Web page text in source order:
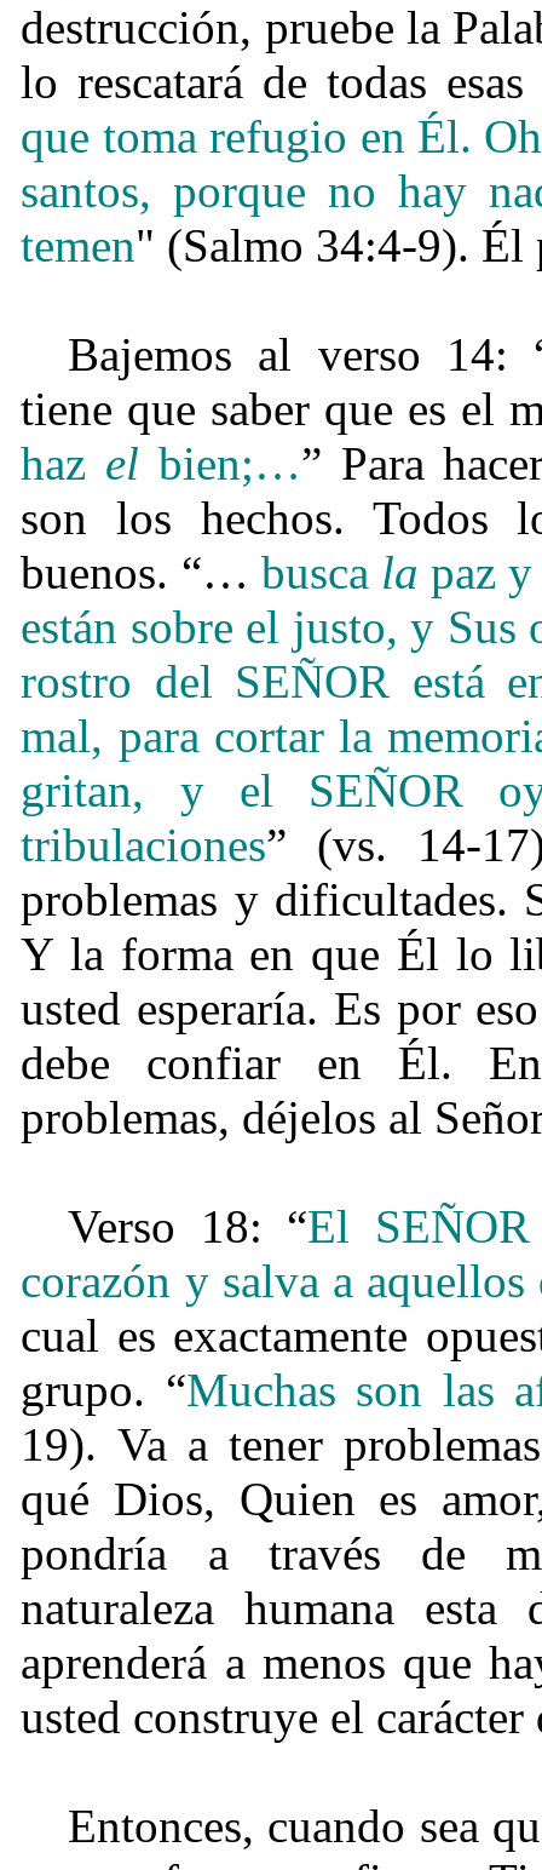
destrucción, pruebe la
lo rescatará de todas
que toma refugio en Él.
santos, porque no hay
temen" (Salmo 34:4-9). Él
Bajemos al verso 14:
tiene que saber que es el
haz el bien;…” Para
son los hechos. Todos
buenos. “… busca la paz
están sobre el justo, y Sus
rostro del SEÑOR está
mal, para cortar la
gritan, y el SEÑOR
tribulaciones” (vs. 14-
problemas y dificultades.
Y la forma en que Él lo
usted esperaría. Es por
debe confiar en Él.
problemas, déjelos al
Verso 18: “El SEÑOR
corazón y salva a
cual es exactamente
grupo. “Muchas son las
19). Va a tener
qué Dios, Quien es
pondría a través de
naturaleza humana
aprenderá a menos que
usted construye el carácter
Entonces, cuando sea